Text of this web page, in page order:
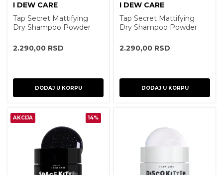
I DEW CARE
Tap Secret Mattifying
Dry Shampoo Powder
2.290,00 RSD
DODAJ U KORPU
I DEW CARE
Tap Secret Mattifying
Dry Shampoo Powder
2.290,00 RSD
DODAJ U KORPU
AKCIJA 14%